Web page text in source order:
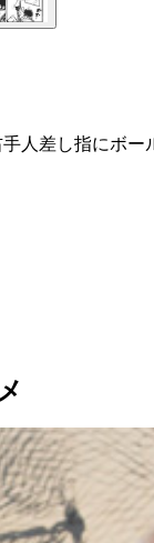
人差し指にボ